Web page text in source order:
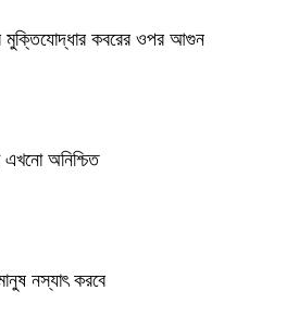
মুক্তিযোদ্ধার কবরের ওপর আগুন
এখনো অনিশ্চিত
নস্যাৎ করবে